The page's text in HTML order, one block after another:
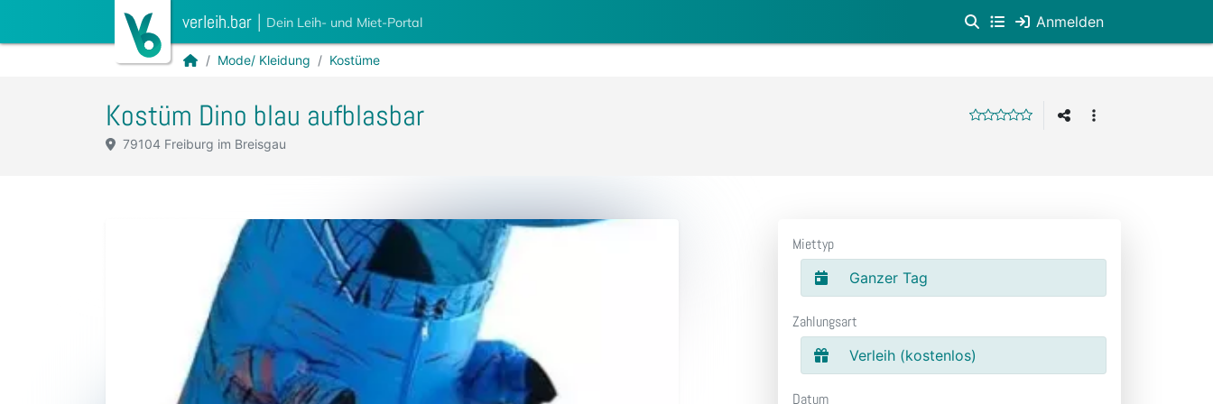
verleih.bar | Dein Leih- und Miet-Portal Anmelden
Mode/ Kleidung Kostüme
Kostüm Dino blau aufblasbar
79104 Freiburg im Breisgau
Miettyp
Ganzer Tag
Zahlungsart
Verleih (kostenlos)
Datum